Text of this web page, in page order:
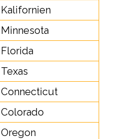
Kalifornien
Minnesota
Florida
Texas
Connecticut
Colorado
Oregon